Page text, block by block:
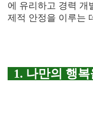
에 유리하고 경력 개
제적 안정을 이루는
1. 나만의 행